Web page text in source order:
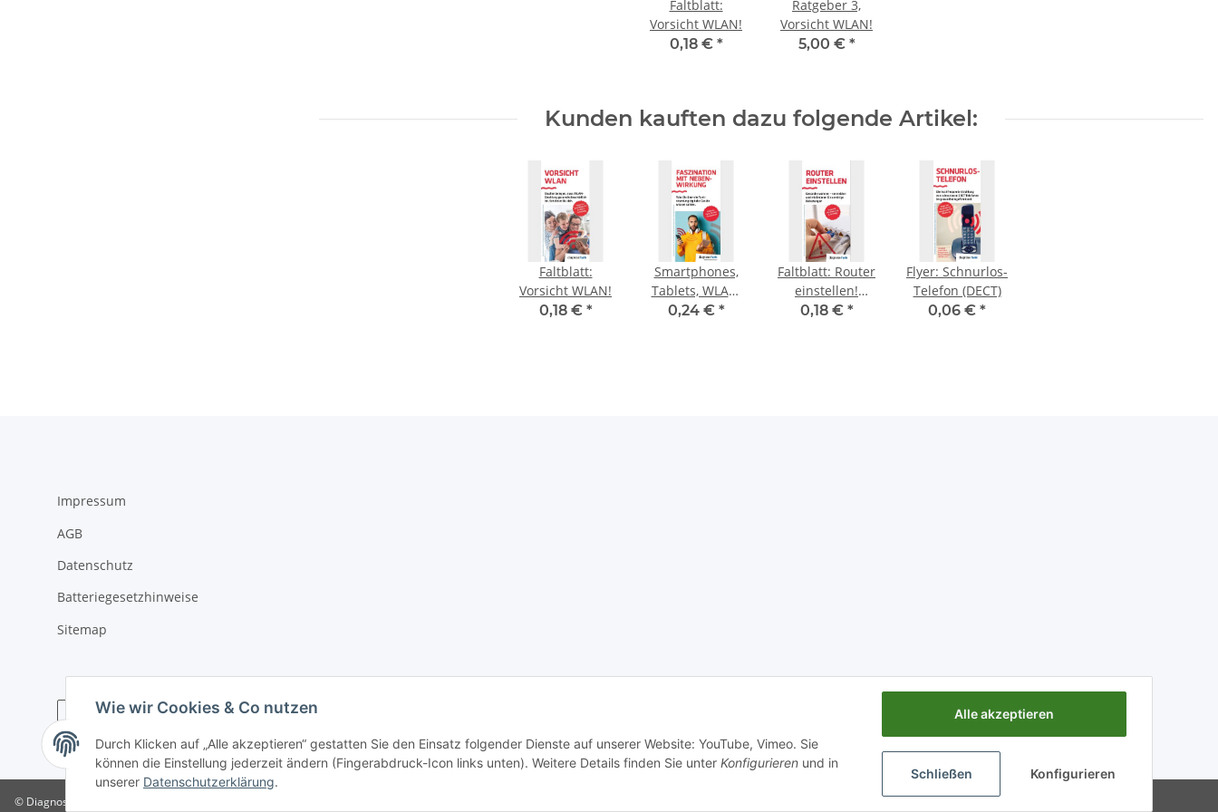
Faltblatt:
Vorsicht WLAN!
0,18 € *
Ratgeber 3,
Vorsicht WLAN!
5,00 € *
Kunden kauften dazu folgende Artikel:
Faltblatt:
Vorsicht WLAN!
0,18 € *
Smartphones,
Tablets, WLAN,
DECT,
0,24 € *
Faltblatt: Router
einstellen!
WLAN, DECT,
0,18 € *
Flyer: Schnurlos-
Telefon (DECT)
0,06 € *
Impressum
AGB
Datenschutz
Batteriegesetzhinweise
Sitemap
* Alle Preise inkl. gesetzlicher USt., zzgl. Versand
© Diagnose-Funk e.V.
Hinweis: Bitte helfen Sie uns bei der Optimierung unseres Shops. Treten bei Ihnen Fehler im Shop auf ist es für uns sehr hilfreich, wenn Sie uns diese möglichst detailiert über
Wie wir Cookies & Co nutzen
Durch Klicken auf „Alle akzeptieren“ gestatten Sie den Einsatz folgender Dienste auf unserer Website: YouTube, Vimeo. Sie
können die Einstellung jederzeit ändern (Fingerabdruck-Icon links unten). Weitere Details finden Sie unter Konfigurieren und in
unserer Datenschutzerklärung.
Alle akzeptieren
Schließen Konfigurieren